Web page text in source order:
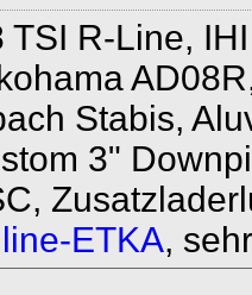
TSI R-Line,
Stabis,
3"
ETKA,